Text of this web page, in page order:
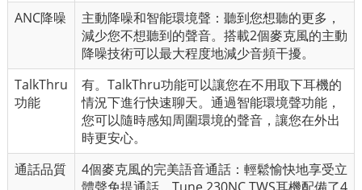
ANC降噪
主動降噪和智能環境聲：聽到您想聽的更多，
減少您不想聽到的聲音。搭載2個麥克風的主動
降噪技術可以最大程度地減少音頻干擾。
TalkThru
功能
有。TalkThru功能可以讓您在不用取下耳機的
情況下進行快速聊天。通過智能環境聲功能，
您可以隨時感知周圍環境的聲音，讓您在外出
時更安心。
通話品質
4個麥克風的完美語音通話：輕鬆愉快地享受立